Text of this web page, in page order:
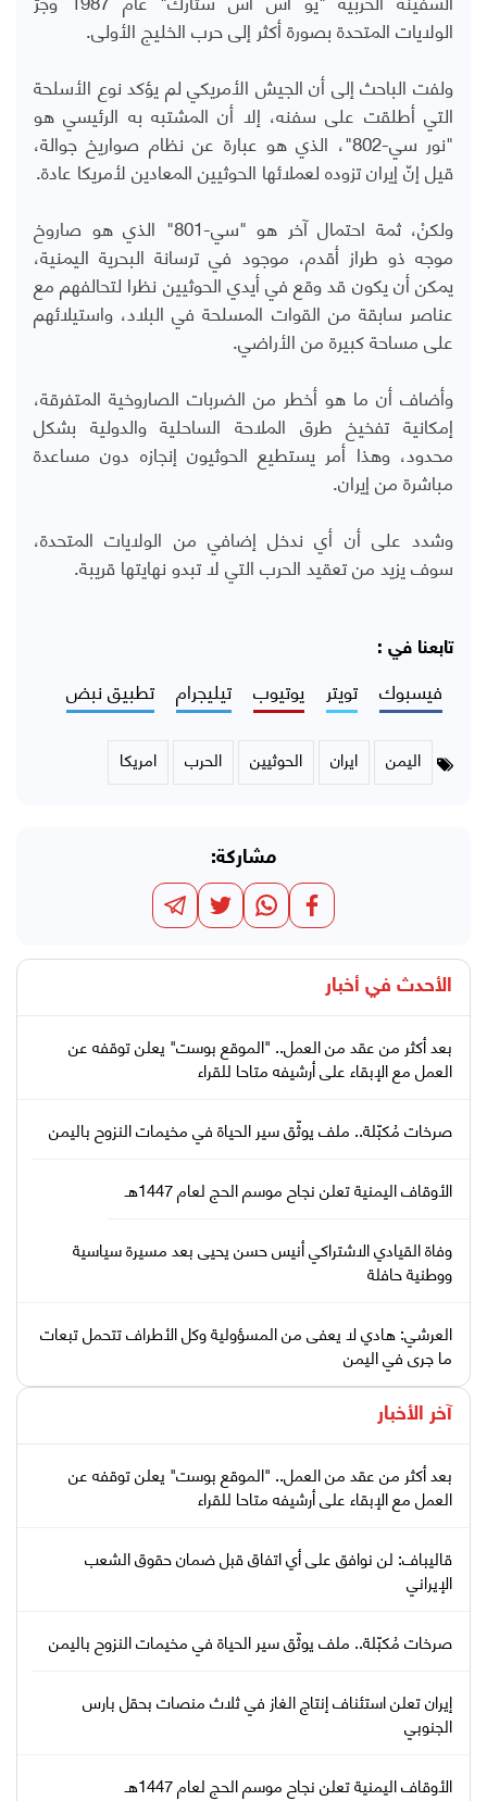
الولايات المتحدة بصورة أكثر إلى حرب الخليج الأولى.
ولفت الباحث إلى أن الجيش الأمريكي لم يؤكد نوع الأسلحة
التي أطلقت على سفنه، إلا أن المشتبه به الرئيسي هو
"نور سي-802"، الذي هو عبارة عن نظام صواريخ جوالة،
قيل إنّ إيران تزوده لعملائها الحوثيين المعادين لأمريكا عادة.
ولكنْ، ثمة احتمال آخر هو "سي-801" الذي هو صاروخ
موجه ذو طراز أقدم، موجود في ترسانة البحرية اليمنية،
يمكن أن يكون قد وقع في أيدي الحوثيين نظرا لتحالفهم مع
عناصر سابقة من القوات المسلحة في البلاد، واستيلائهم
على مساحة كبيرة من الأراضي.
وأضاف أن ما هو أخطر من الضربات الصاروخية المتفرقة،
إمكانية تفخيخ طرق الملاحة الساحلية والدولية بشكل
محدود، وهذا أمر يستطيع الحوثيون إنجازه دون مساعدة
مباشرة من إيران.
وشدد على أن أي ندخل إضافي من الولايات المتحدة،
سوف يزيد من تعقيد الحرب التي لا تبدو نهايتها قريبة.
تابعنا في :
فيسبوك تويتر يوتيوب تيليجرام تطبيق نبض
اليمن ايران الحوثيين الحرب امريكا
مشاركة:
الأحدث في أخبار
بعد أكثر من عقد من العمل.. "الموقع بوست" يعلن توقفه عن
العمل مع الإبقاء على أرشيفه متاحا للقراء
صرخات مُكبّلة.. ملف يوثّق سير الحياة في مخيمات النزوح باليمن
الأوقاف اليمنية تعلن نجاح موسم الحج لعام 1447هـ
وفاة القيادي الاشتراكي أنيس حسن يحيى بعد مسيرة سياسية
ووطنية حافلة
العرشي: هادي لا يعفى من المسؤولية وكل الأطراف تتحمل تبعات
ما جرى في اليمن
آخر الأخبار
بعد أكثر من عقد من العمل.. "الموقع بوست" يعلن توقفه عن
العمل مع الإبقاء على أرشيفه متاحا للقراء
قاليباف: لن نوافق على أي اتفاق قبل ضمان حقوق الشعب
الإيراني
صرخات مُكبّلة.. ملف يوثّق سير الحياة في مخيمات النزوح باليمن
إيران تعلن استئناف إنتاج الغاز في ثلاث منصات بحقل بارس
الجنوبي
الأوقاف اليمنية تعلن نجاح موسم الحج لعام 1447هـ